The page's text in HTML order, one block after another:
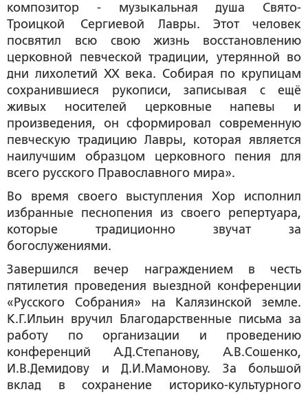
композитор - музыкальная душа Свято-
Троицкой Сергиевой Лавры. Этот человек
посвятил всю свою жизнь восстановлению
церковной певческой традиции, утерянной во
дни лихолетий ХХ века. Собирая по крупицам
сохранившиеся рукописи, записывая с ещё
живых носителей церковные напевы и
произведения, он сформировал современную
певческую традицию Лавры, которая является
наилучшим образцом церковного пения для
всего русского Православного мира».
Во время своего выступления Хор исполнил
избранные песнопения из своего репертуара,
которые традиционно звучат за
богослужениями.
Завершился вечер награждением в честь
пятилетия проведения выездной конференции
«Русского Собрания» на Калязинской земле.
К.Г.Ильин вручил Благодарственные письма за
работу по организации и проведению
конференций А.Д.Степанову, А.В.Сошенко,
И.В.Демидову и Д.И.Мамонову. За большой
вклад в сохранение историко-культурного